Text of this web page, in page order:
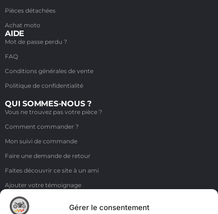
Gérer le consentement
Pièces détachées
Achat moto
AIDE
Mot de passe perdu ?
FAQ
Conditions générales de vente
Politique de confidentialité
QUI SOMMES-NOUS ?
Vous ne trouvez pas votre pièce ?
Comment commander ?
Mon suivi de commande
Faire une demande de retour
Faites découvrir ce site à un ami
Ajouter votre témoignage
Voir tous les témoignages